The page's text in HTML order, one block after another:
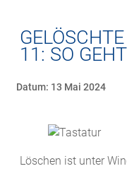
11: SO
Datum: 13 Mai 2024
Löschen ist unter